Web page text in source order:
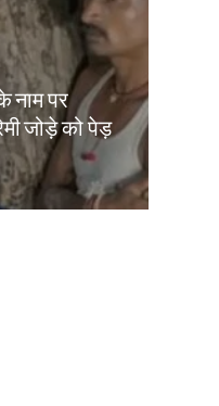
नाम पर
जोड़े को पेड़